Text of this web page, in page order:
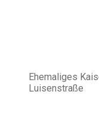
Ehemaliges
Luisenstraße